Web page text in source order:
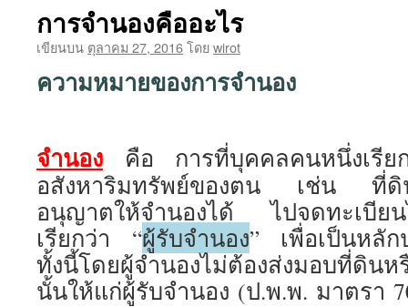
การจำนองคืออะไร
เขียนบน ตุลาคม 27, 2016โดยwirot
ความหมายของการจำนอง
จำนอง คือ การที่บุคคลคนหนึ่งเรีย
อสังหาริมทรัพย์ของตน เช่น ที่ดิ
อนุญาตให้จำนองได้ ไปจดทะเบีย
เรียกว่า “ผู้รับจำนอง” เพื่อเป็นหลัก
ทั้งนี้โดยผู้จำนองไม่ต้องส่งมอบที่ดิน
นั้นให้แก่ผู้รับจำนอง (ป.พ.พ. มาตรา